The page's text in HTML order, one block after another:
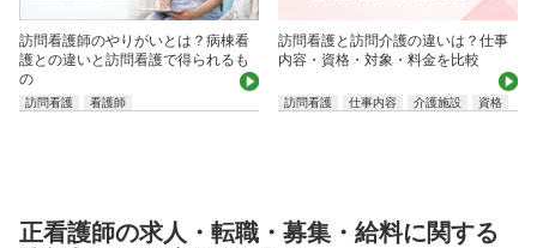
訪問看護師のやりがいとは？病棟看
護との違いと訪問看護で得られるも
の
訪問看護 看護師
訪問看護と訪問介護の違いは？仕事
内容・資格・対象・料金を比較
訪問看護 仕事内容 介護施設 資格
正看護師の求人・転職・募集・給料に関する